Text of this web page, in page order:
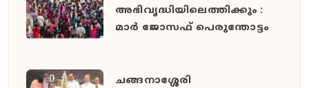
അഭിവൃദ്ധിയിലെത്തിക്കും :
മാർ ജോസഫ് പെരുന്തോട്ടം
ചങ്ങനാശ്ശേരി